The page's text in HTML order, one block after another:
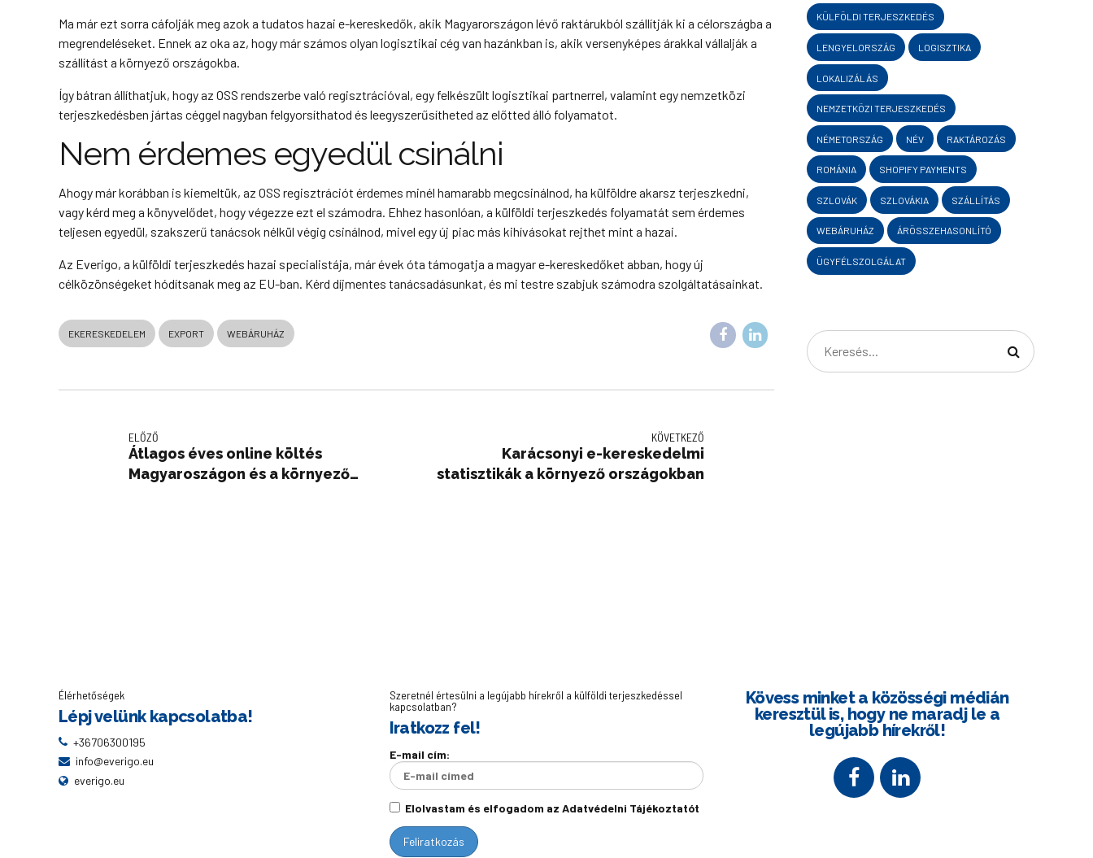
Ma már ezt sorra cáfolják meg azok a tudatos hazai e-kereskedők, akik Magyarországon lévő raktárukból szállítják ki a célországba a
megrendeléseket. Ennek az oka az, hogy már számos olyan logisztikai cég van hazánkban is, akik versenyképes árakkal vállalják a
szállítást a környező országokba.
Így bátran állíthatjuk, hogy az OSS rendszerbe való regisztrációval, egy felkészült logisztikai partnerrel, valamint egy nemzetközi
terjeszkedésben jártas céggel nagyban felgyorsíthatod és leegyszerűsítheted az előtted álló folyamatot.
Nem érdemes egyedül csinálni
Ahogy már korábban is kiemeltük, az OSS regisztrációt érdemes minél hamarabb megcsinálnod, ha külföldre akarsz terjeszkedni,
vagy kérd meg a könyvelődet, hogy végezze ezt el számodra. Ehhez hasonlóan, a külföldi terjeszkedés folyamatát sem érdemes
teljesen egyedül, szakszerű tanácsok nélkül végig csinálnod, mivel egy új piac más kihívásokat rejthet mint a hazai.
Az Everigo, a külföldi terjeszkedés hazai specialistája, már évek óta támogatja a magyar e-kereskedőket abban, hogy új
célközönségeket hódítsanak meg az EU-ban. Kérd díjmentes tanácsadásunkat, és mi testre szabjuk számodra szolgáltatásainkat.
EKERESKEDELEM EXPORT WEBÁRUHÁZ
ELŐZŐ
Átlagos éves online költés
Magyaroszágon és a környező
KÖVETKEZŐ
Karácsonyi e-kereskedelmi
statisztikák a környező országokban
KÜLFÖLDI TERJESZKEDÉS
LENGYELORSZÁG LOGISZTIKA
LOKALIZÁLÁS
NEMZETKÖZI TERJESZKEDÉS
NÉMETORSZÁG NÉV RAKTÁROZÁS
ROMÁNIA SHOPIFY PAYMENTS
SZLOVÁK SZLOVÁKIA SZÁLLÍTÁS
WEBÁRUHÁZ ÁRÖSSZEHASONLÍTÓ
ÜGYFÉLSZOLGÁLAT
Élérhetőségek
Lépj velünk kapcsolatba!
+36706300195
info@everigo.eu
everigo.eu
Szeretnél értesülni a legújabb hírekről a külföldi terjeszkedéssel
kapcsolatban?
Iratkozz fel!
E-mail cím:
Elolvastam és elfogadom az Adatvédelni Tájékoztatót
Kövess minket a közösségi médián
keresztül is, hogy ne maradj le a
legújabb hírekről!